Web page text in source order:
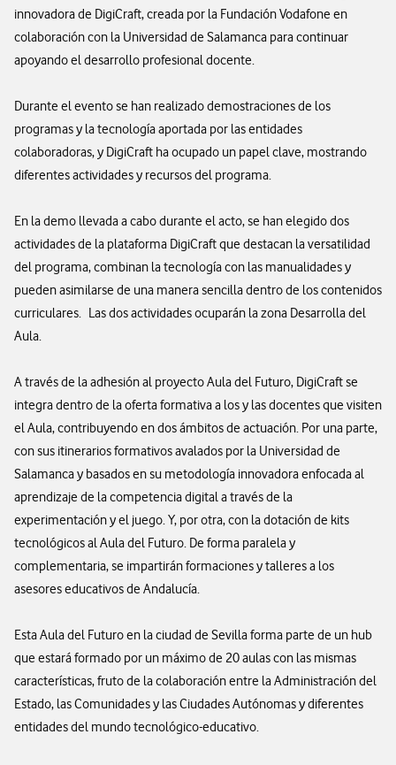
innovadora de DigiCraft, creada por la Fundación Vodafone en
colaboración con la Universidad de Salamanca para continuar
apoyando el desarrollo profesional docente.
Durante el evento se han realizado demostraciones de los
programas y la tecnología aportada por las entidades
colaboradoras, y DigiCraft ha ocupado un papel clave, mostrando
diferentes actividades y recursos del programa.
En la demo llevada a cabo durante el acto, se han elegido dos
actividades de la plataforma DigiCraft que destacan la versatilidad
del programa, combinan la tecnología con las manualidades y
pueden asimilarse de una manera sencilla dentro de los contenidos
curriculares. Las dos actividades ocuparán la zona Desarrolla del
Aula.
A través de la adhesión al proyecto Aula del Futuro, DigiCraft se
integra dentro de la oferta formativa a los y las docentes que visiten
el Aula, contribuyendo en dos ámbitos de actuación. Por una parte,
con sus itinerarios formativos avalados por la Universidad de
Salamanca y basados en su metodología innovadora enfocada al
aprendizaje de la competencia digital a través de la
experimentación y el juego. Y, por otra, con la dotación de kits
tecnológicos al Aula del Futuro. De forma paralela y
complementaria, se impartirán formaciones y talleres a los
asesores educativos de Andalucía.
Esta Aula del Futuro en la ciudad de Sevilla forma parte de un hub
que estará formado por un máximo de 20 aulas con las mismas
características, fruto de la colaboración entre la Administración del
Estado, las Comunidades y las Ciudades Autónomas y diferentes
entidades del mundo tecnológico-educativo.